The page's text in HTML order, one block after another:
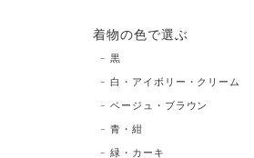
着物の色で選ぶ
黒
白・アイボリー・クリーム
ベージュ・ブラウン
青・紺
緑・カーキ